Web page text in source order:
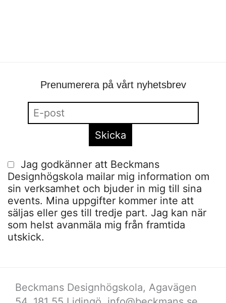
Prenumerera på vårt nyhetsbrev
Jag godkänner att Beckmans
Designhögskola mailar mig information om
sin verksamhet och bjuder in mig till sina
events. Mina uppgifter kommer inte att
säljas eller ges till tredje part. Jag kan när
som helst avanmäla mig från framtida
utskick.
Beckmans Designhögskola, Agavägen